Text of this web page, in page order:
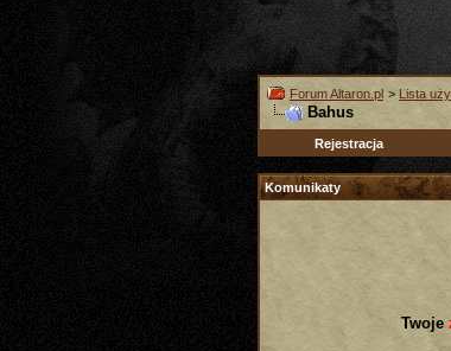
Forum Altaron.pl > Lista
Bahus
Rejestracja
Komunikaty
Twoje